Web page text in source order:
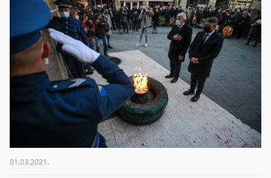
01.03.2021.